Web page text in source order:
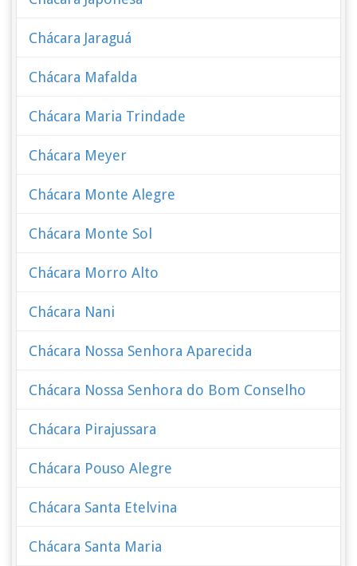
Chácara Jaraguá
Chácara Mafalda
Chácara Maria Trindade
Chácara Meyer
Chácara Monte Alegre
Chácara Monte Sol
Chácara Morro Alto
Chácara Nani
Chácara Nossa Senhora Aparecida
Chácara Nossa Senhora do Bom Conselho
Chácara Pirajussara
Chácara Pouso Alegre
Chácara Santa Etelvina
Chácara Santa Maria